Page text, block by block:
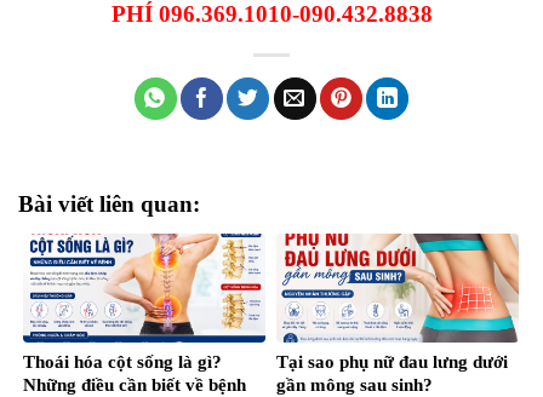
PHÍ 096.369.1010-090.432.8838
Bài viết liên quan:
Thoái hóa cột sống là gì?
Những điều cần biết về bệnh
Tại sao phụ nữ đau lưng dưới
gần mông sau sinh?